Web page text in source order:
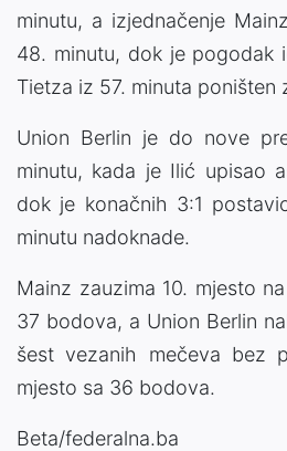
minutu, a izjednačenje
48. minutu, dok je pogodak
Tietza iz 57. minuta poništen
Union Berlin je do nove
minutu, kada je Ilić upisao
dok je konačnih 3:1
minutu nadoknade.
Mainz zauzima 10. mjesto
37 bodova, a Union Berlin
šest vezanih mečeva bez
mjesto sa 36 bodova.
Beta/federalna.ba